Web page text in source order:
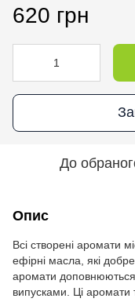
620 грн
До
Опис
Всі створені аромати
ефірні масла, які
аромати
випусками. Ці аромати